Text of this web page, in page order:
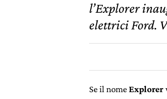
l’Explorer
elettrici Ford.
Se il nomeExplorer